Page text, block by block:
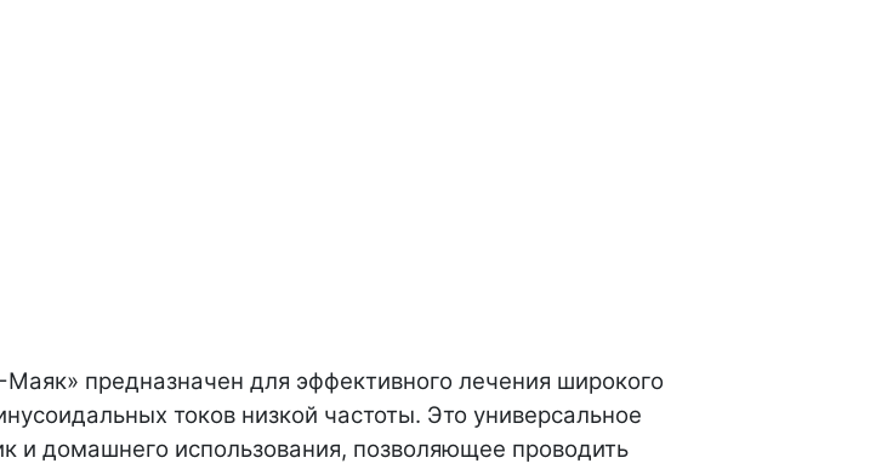
предназначен для эффективного лечения широкого
токов низкой частоты. Это универсальное
и домашнего использования, позволяющее проводить